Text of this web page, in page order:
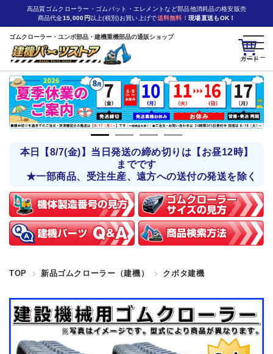
カート
高品質ゴムクローラー・ゴムパット・エレメントなど部品他消耗品の格安販売
商品代金15,000円 以上(税別)お買い上げで送料無料！ 現場直送もOK！
ゴムクローラー・ユンボ部品・建機重機部品の通販ショップ
本日【8/7(金)】当日発送の締め切りは【お昼12時】
までです
★一部商品、受注生産、遠方への送付の発送を除く
TOP 新品ゴムクローラー（建機） クボタ建機